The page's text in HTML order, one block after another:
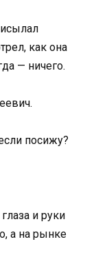
как она
— ничего.
посижу?
и руки
а на рынке